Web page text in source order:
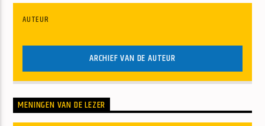
AUTEUR
ARCHIEF VAN DE AUTEUR
MENINGEN VAN DE LEZER